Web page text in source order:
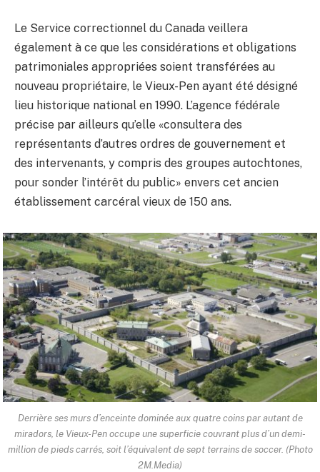
Le Service correctionnel du Canada veillera
également à ce que les considérations et obligations
patrimoniales appropriées soient transférées au
nouveau propriétaire, le Vieux-Pen ayant été désigné
lieu historique national en 1990. L’agence fédérale
précise par ailleurs qu’elle «consultera des
représentants d’autres ordres de gouvernement et
des intervenants, y compris des groupes autochtones,
pour sonder l’intérêt du public» envers cet ancien
établissement carcéral vieux de 150 ans.
Derrière ses murs d’enceinte dominée aux quatre coins par autant de
miradors, le Vieux-Pen occupe une superficie couvrant plus d’un demi-
million de pieds carrés, soit l’équivalent de sept terrains de soccer. (Photo
2M.Media)